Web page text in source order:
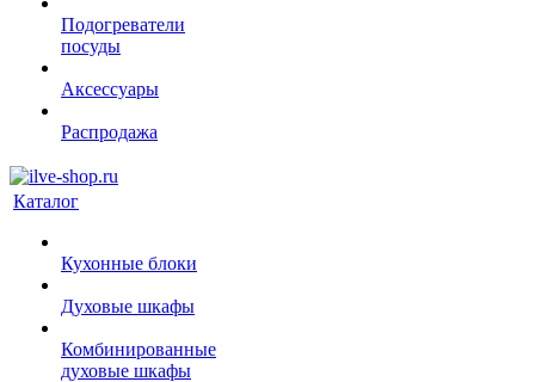
Подогреватели
посуды
Аксессуары
Распродажа
Каталог
Кухонные блоки
Духовые шкафы
Комбинированные
духовые шкафы